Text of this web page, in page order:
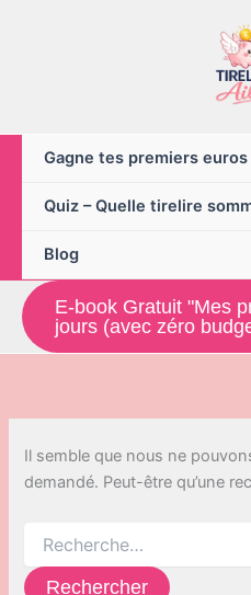
Gagne tes premiers
Quiz – Quelle tirelire
Blog
E-book Gratuit "Mes
jours (avec zéro
Il semble que nous ne
demandé. Peut-être qu’une